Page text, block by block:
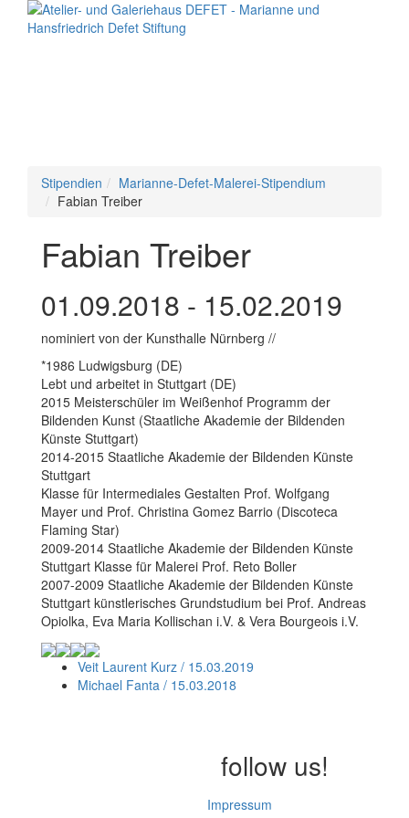
Stipendien
Marianne-Defet-Malerei-Stipendium
Fabian Treiber
Fabian Treiber
01.09.2018 - 15.02.2019
nominiert von der Kunsthalle Nürnberg //
*1986 Ludwigsburg (DE)
Lebt und arbeitet in Stuttgart (DE)
2015 Meisterschüler im Weißenhof Programm der
Bildenden Kunst (Staatliche Akademie der Bildenden
Künste Stuttgart)
2014-2015 Staatliche Akademie der Bildenden Künste
Stuttgart
Klasse für Intermediales Gestalten Prof. Wolfgang
Mayer und Prof. Christina Gomez Barrio (Discoteca
Flaming Star)
2009-2014 Staatliche Akademie der Bildenden Künste
Stuttgart Klasse für Malerei Prof. Reto Boller
2007-2009 Staatliche Akademie der Bildenden Künste
Stuttgart künstlerisches Grundstudium bei Prof. Andreas
Opiolka, Eva Maria Kollischan i.V. & Vera Bourgeois i.V.
Veit Laurent Kurz / 15.03.2019
Michael Fanta / 15.03.2018
follow us!
Impressum